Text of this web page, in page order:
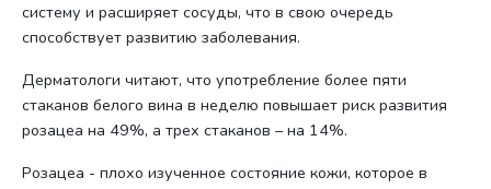
систему и расширяет сосуды, что в свою очередь
способствует развитию заболевания.
Дерматологи читают, что употребление более пяти
стаканов белого вина в неделю повышает риск развития
розацеа на 49%, а трех стаканов – на 14%.
Розацеа - плохо изученное состояние кожи, которое в